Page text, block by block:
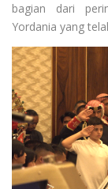
bagian dari
Yordania yang